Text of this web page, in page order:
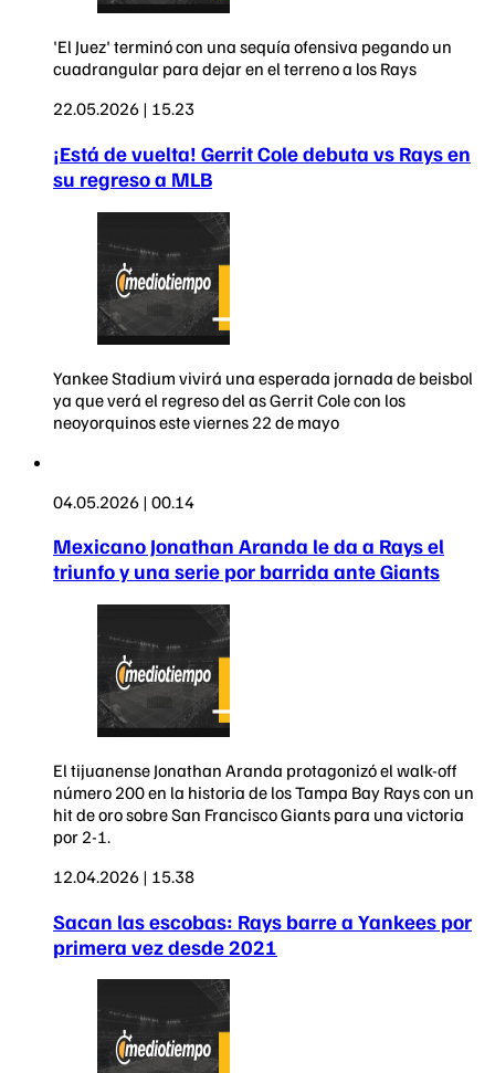
'El Juez' terminó con una sequía ofensiva pegando un
cuadrangular para dejar en el terreno a los Rays
22.05.2026 | 15.23
¡Está de vuelta! Gerrit Cole debuta vs Rays en
su regreso a MLB
Yankee Stadium vivirá una esperada jornada de beisbol
ya que verá el regreso del as Gerrit Cole con los
neoyorquinos este viernes 22 de mayo
04.05.2026 | 00.14
Mexicano Jonathan Aranda le da a Rays el
triunfo y una serie por barrida ante Giants
El tijuanense Jonathan Aranda protagonizó el walk-off
número 200 en la historia de los Tampa Bay Rays con un
hit de oro sobre San Francisco Giants para una victoria
por 2-1.
12.04.2026 | 15.38
Sacan las escobas: Rays barre a Yankees por
primera vez desde 2021